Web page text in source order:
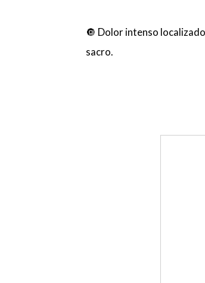
🔘 Dolor intenso
sacro.